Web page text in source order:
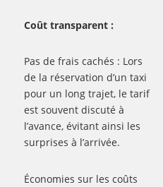
Coût transparent :
Pas de frais cachés : Lors
de la réservation d’un taxi
pour un long trajet, le tarif
est souvent discuté à
l’avance, évitant ainsi les
surprises à l’arrivée.
Économies sur les coûts